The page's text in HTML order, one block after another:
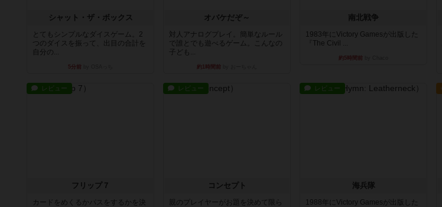
シャット・ザ・ボックス
とてもシンプルなダイスゲーム。2
つのダイスを振って、出目の合計を
自分の...
5分前
オバケだぞ～
対人アナログプレイ。簡単なルール
で誰とでも遊べるゲーム。こんなの
子ども...
約1時間前
南北戦争
1983年にVictory Gamesが出版した
『The Civil ...
約5時間前
レビュー
フリップ７
カードをめくるかパスをするかを決
レビュー
コンセプト
親のプレイヤーがお題を決めて限ら
レビュー
海兵隊
1988年にVictory Gamesが出版した